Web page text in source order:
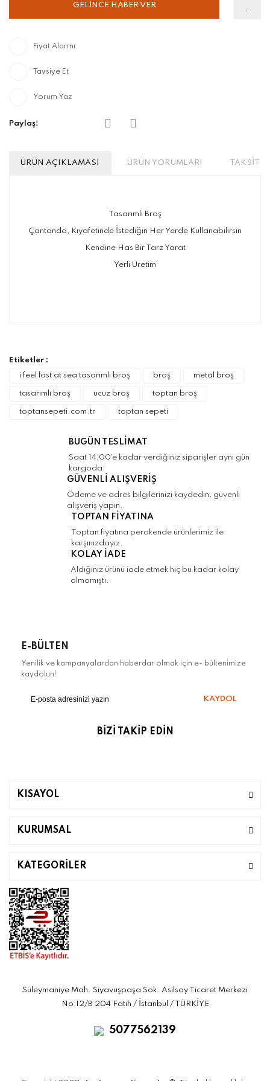
GELİNCE HABER VER
Fiyat Alarmı
Tavsiye Et
Yorum Yaz
Paylaş:
ÜRÜN AÇIKLAMASI ÜRÜN YORUMLARI TAKSİT
Tasarımlı Broş
Çantanda, Kıyafetinde İstediğin Her Yerde Kullanabilirsin
Kendine Has Bir Tarz Yarat
Yerli Üretim
Görüş ve önerileriniz için teşekkür ederiz.
Ürün resmi kalitesiz, bozuk veya
görüntülenemiyor.
Ürün açıklamasında eksik bilgiler bulunuyor.
Bu ürüne benzer farklı alternatifler olmalı.
Gönder
Etiketler :
i feel lost at sea tasarımlı broş
broş metal broş
tasarımlı broş ucuz broş toptan broş
toptansepeti.com.tr toptan sepeti
BUGÜN TESLİMAT
Saat 14:00'e kadar verdiğiniz siparişler aynı gün
kargoda.
GÜVENLİ ALIŞVERİŞ
Ödeme ve adres bilgilerinizi kaydedin, güvenli
alışveriş yapın.
TOPTAN FİYATINA
Toptan fiyatına perakende ürünlerimiz ile
karşınızdayız.
KOLAY İADE
Aldığınız ürünü iade etmek hiç bu kadar kolay
olmamıştı.
E-BÜLTEN
Yenilik ve kampanyalardan haberdar olmak için e- bültenimize
kaydolun!
KAYDOL
BİZİ TAKİP EDİN
KISAYOL
KURUMSAL
KATEGORİLER
Süleymaniye Mah. Siyavuşpaşa Sok. Asilsoy Ticaret Merkezi
No:12/B 204 Fatih / İstanbul / TÜRKİYE
5077562139